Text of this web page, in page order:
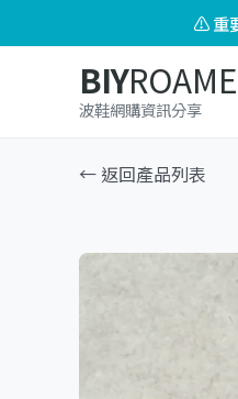
⚠️ 重
BIY
波鞋網購資訊分享
← 返回產品列表